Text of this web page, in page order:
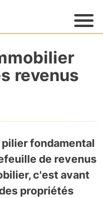
Acc
M
es
d
ts
M
es
revenus
fondamental
de revenus
c'est avant
propriétés